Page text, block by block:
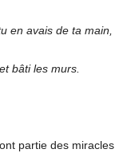
de ta main,
murs.
partie des miracles